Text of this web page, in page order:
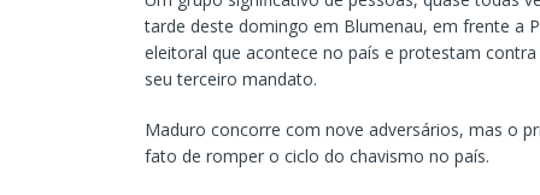
tarde deste domingo em Blumenau, em frente a
eleitoral que acontece no país e protestam
seu terceiro mandato.
Maduro concorre com nove adversários, mas o
fato de romper o ciclo do chavismo no país.